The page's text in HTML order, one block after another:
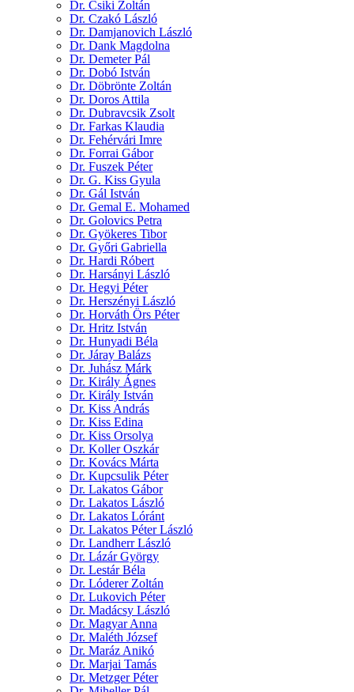
Dr. Csiki Zoltán
Dr. Czakó László
Dr. Damjanovich László
Dr. Dank Magdolna
Dr. Demeter Pál
Dr. Dobó István
Dr. Döbrönte Zoltán
Dr. Doros Attila
Dr. Dubravcsik Zsolt
Dr. Farkas Klaudia
Dr. Fehérvári Imre
Dr. Forrai Gábor
Dr. Fuszek Péter
Dr. G. Kiss Gyula
Dr. Gál István
Dr. Gemal E. Mohamed
Dr. Golovics Petra
Dr. Gyökeres Tibor
Dr. Győri Gabriella
Dr. Hardi Róbert
Dr. Harsányi László
Dr. Hegyi Péter
Dr. Herszényi László
Dr. Horváth Örs Péter
Dr. Hritz István
Dr. Hunyadi Béla
Dr. Járay Balázs
Dr. Juhász Márk
Dr. Király Ágnes
Dr. Király István
Dr. Kiss András
Dr. Kiss Edina
Dr. Kiss Orsolya
Dr. Koller Oszkár
Dr. Kovács Márta
Dr. Kupcsulik Péter
Dr. Lakatos Gábor
Dr. Lakatos László
Dr. Lakatos Lóránt
Dr. Lakatos Péter László
Dr. Landherr László
Dr. Lázár György
Dr. Lestár Béla
Dr. Lóderer Zoltán
Dr. Lukovich Péter
Dr. Madácsy László
Dr. Magyar Anna
Dr. Maléth József
Dr. Maráz Anikó
Dr. Marjai Tamás
Dr. Metzger Péter